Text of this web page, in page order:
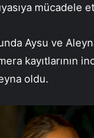
mücadele
Aysu ve
kayıtlarının
oldu.